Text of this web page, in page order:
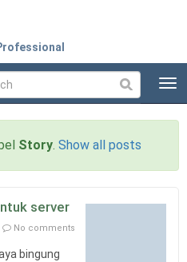
SubmitT
o
Story. Show all posts
server
No comments
bingung